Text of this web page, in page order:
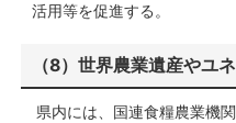
活用等を促進する。
（8）世界農業遺産やユ
県内には、国連食糧農業機